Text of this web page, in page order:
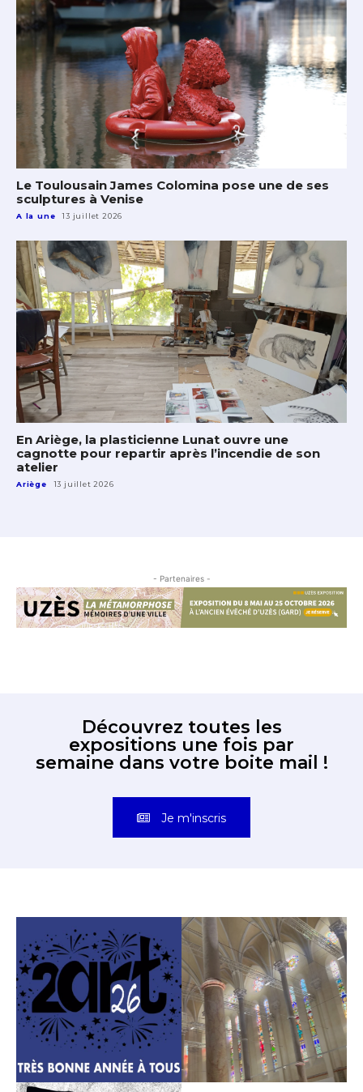
Le Toulousain James Colomina pose une de ses
sculptures à Venise
A la une 13 juillet 2026
En Ariège, la plasticienne Lunat ouvre une
cagnotte pour repartir après l’incendie de son
atelier
Ariège 13 juillet 2026
- Partenaires -
Découvrez toutes les
expositions une fois par
semaine dans votre boite mail !
Je m'inscris